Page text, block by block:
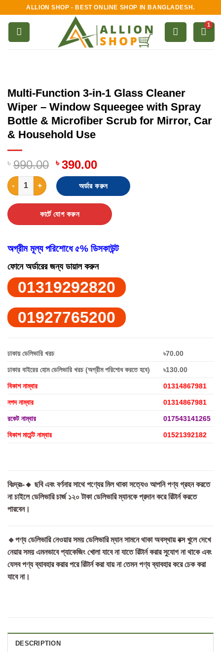
content
ALLION SHOP - BEST ONLINE SHOP IN BANGLADESH.
Multi-Function 3-in-1 Glass Cleaner
Wiper – Window Squeegee with Spray
Bottle & Microfiber Scrub for Mirror, Car
& Household Use
৳ 990.00 ৳ 390.00
Multi-Function 3-in-1 Glass Cleaner Wiper – Window
অর্ডার করুন
কার্টে যোগ করুন
অগ্রীম মূল্য পরিশোধে ৫% ডিসকাউন্ট
ফোনে অর্ডারের জন্য ডায়াল করুন
01319292820
01927765200
ঢাকায় ডেলিভারি খরচ ৳70.00
ঢাকার বাইরের হোম ডেলিভারি খরচ (অগ্রীম পরিশোধ করতে হবে) ৳130.00
বিকাশ নাম্বার 01314867981
নগদ নাম্বার 01314867981
রকেট নাম্বার 017543141265
বিকাশ মার্চেন্ট নাম্বার 01521392182
বিঃদ্রঃ-🔸 ছবি এবং বর্ণনার সাথে পণ্যের মিল থাকা সত্যেও আপনি পণ্য গ্রহন করতে
না চাইলে ডেলিভারি চার্জ ১২০ টাকা ডেলিভারি ম্যানকে প্রদান করে রিটার্ন করতে
পারবেন।
🔹পণ্য ডেলিভারি নেওয়ার সময় ডেলিভারি ম্যান সামনে থাকা অবস্থায় বক্স খুলে দেখে
নেয়ার সময় এমনভাবে প্যাকেজিং খোলা যাবে না যাতে রিটার্ন করার সুযোগ না থাকে এবং
যেসব পণ্য ব্যাবহার করার পরে রিটার্ন করা যায় না তেমন পণ্য ব্যাবহার করে চেক করা
যাবে না।
DESCRIPTION